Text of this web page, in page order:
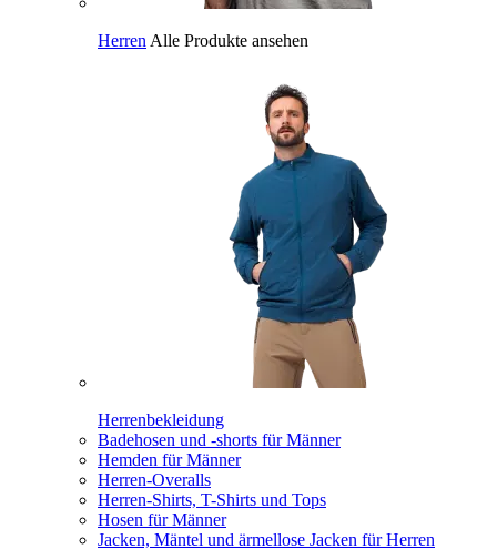
Herren Alle Produkte ansehen
Herrenbekleidung
Badehosen und -shorts für Männer
Hemden für Männer
Herren-Overalls
Herren-Shirts, T-Shirts und Tops
Hosen für Männer
Jacken, Mäntel und ärmellose Jacken für Herren